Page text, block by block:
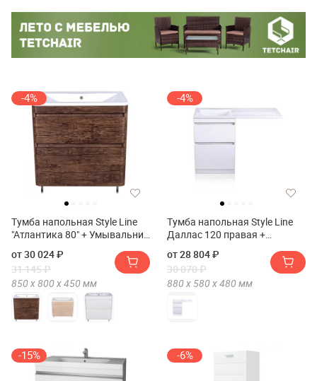
-4%
Тумба напольная Style Line
"Атлантика 80" + Умывальник
от 30 024 ₽
31 145 ₽
850 х800 х450 мм
-4%
Тумба напольная Style Line
Даллас 120 правая +
Даллас 1200*480 левый
от 28 804 ₽
30 070 ₽
880 х 580 х480 мм
-15% -6%